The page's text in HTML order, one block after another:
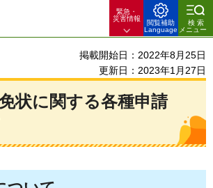
緊急・
災害情報
閲覧補助
Language
検索
メニュー
掲載開始日：2022年8月25日
更新日：2023年1月27日
状に関する各種申請